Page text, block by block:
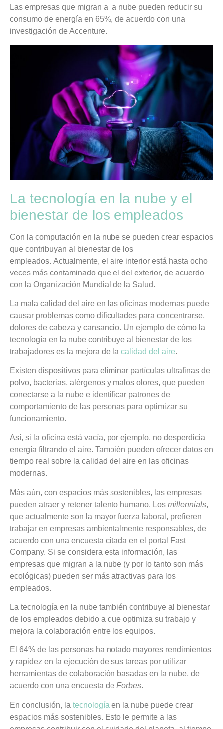
Las empresas que migran a la nube pueden reducir su
consumo de energía en 65%, de acuerdo con una
investigación de Accenture.
La tecnología en la nube y el
bienestar de los empleados
Con la computación en la nube se pueden crear espacios
que contribuyan al bienestar de los
empleados. Actualmente, el aire interior está hasta ocho
veces más contaminado que el del exterior, de acuerdo
con la Organización Mundial de la Salud.
La mala calidad del aire en las oficinas modernas puede
causar problemas como dificultades para concentrarse,
dolores de cabeza y cansancio. Un ejemplo de cómo la
tecnología en la nube contribuye al bienestar de los
trabajadores es la mejora de la calidad del aire.
Existen dispositivos para eliminar partículas ultrafinas de
polvo, bacterias, alérgenos y malos olores, que pueden
conectarse a la nube e identificar patrones de
comportamiento de las personas para optimizar su
funcionamiento.
Así, si la oficina está vacía, por ejemplo, no desperdicia
energía filtrando el aire. También pueden ofrecer datos en
tiempo real sobre la calidad del aire en las oficinas
modernas.
Más aún, con espacios más sostenibles, las empresas
pueden atraer y retener talento humano. Los millennials,
que actualmente son la mayor fuerza laboral, prefieren
trabajar en empresas ambientalmente responsables, de
acuerdo con una encuesta citada en el portal Fast
Company. Si se considera esta información, las
empresas que migran a la nube (y por lo tanto son más
ecológicas) pueden ser más atractivas para los
empleados.
La tecnología en la nube también contribuye al bienestar
de los empleados debido a que optimiza su trabajo y
mejora la colaboración entre los equipos.
El 64% de las personas ha notado mayores rendimientos
y rapidez en la ejecución de sus tareas por utilizar
herramientas de colaboración basadas en la nube, de
acuerdo con una encuesta de Forbes.
En conclusión, la tecnología en la nube puede crear
espacios más sostenibles. Esto le permite a las